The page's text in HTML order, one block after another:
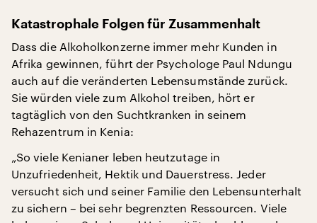
Katastrophale Folgen für Zusammenhalt
Dass die Alkoholkonzerne immer mehr Kunden in
Afrika gewinnen, führt der Psychologe Paul Ndungu
auch auf die veränderten Lebensumstände zurück.
Sie würden viele zum Alkohol treiben, hört er
tagtäglich von den Suchtkranken in seinem
Rehazentrum in Kenia:
„So viele Kenianer leben heutzutage in
Unzufriedenheit, Hektik und Dauerstress. Jeder
versucht sich und seiner Familie den Lebensunterhalt
zu sichern – bei sehr begrenzten Ressourcen. Viele